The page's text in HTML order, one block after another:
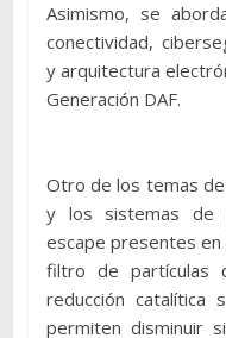
Asimismo, se
conectividad,
y arquitectura
Generación DAF.
Otro de los temas
y los sistemas de
escape presentes en
filtro de partículas
reducción catalítica
permiten disminuir